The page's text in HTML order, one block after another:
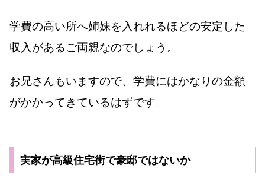
学費の高い所へ姉妹を入れれるほどの安定した
収入があるご両親なのでしょう。
お兄さんもいますので、学費にはかなりの金額
がかかってきているはずです。
実家が高級住宅街で豪邸ではないか